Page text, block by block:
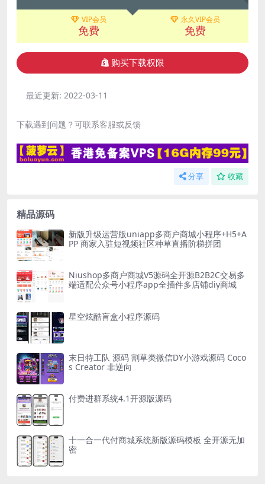
VIP会员
免费
永久VIP会员
免费
购买下载权限
最近更新: 2022-03-11
下载遇到问题？可联系客服或反馈
分享 收藏
精品源码
新版升级运营版uniapp多商户商城小程序+H5+A
PP 商家入驻短视频社区种草直播阶梯拼团
Niushop多商户商城V5源码全开源B2B2C交易多
端适配公众号小程序app全插件多店铺diy商城
星空炫酷盲盒小程序源码
末日特工队 源码 割草类微信DY小游戏源码 Coco
s Creator 非逆向
付费进群系统4.1开源版源码
十一合一代付商城系统新版源码模板 全开源无加
密